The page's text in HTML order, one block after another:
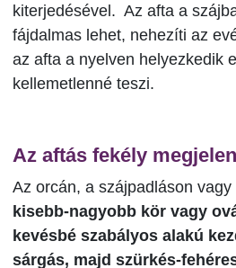
kiterjedésével. Az afta a
fájdalmas lehet, nehezíti az
az afta a nyelven helyezkedik
kellemetlenné teszi.
Az aftás fekély
Az orcán, a szájpadláson
kisebb-nagyobb kör vagy
kevésbé szabályos alakú
sárgás, majd szürkés-